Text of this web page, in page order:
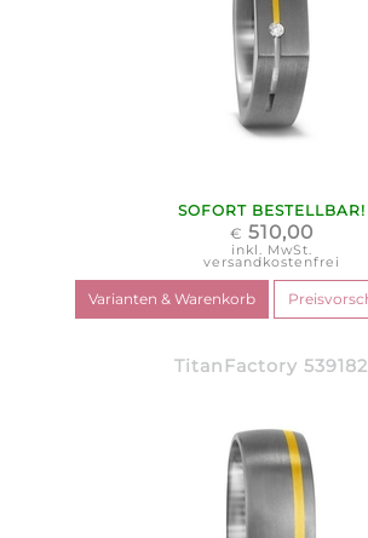
SOFORT BESTELLBAR!
€ 510,00
inkl. MwSt.
versandkostenfrei
TitanFactory 539182